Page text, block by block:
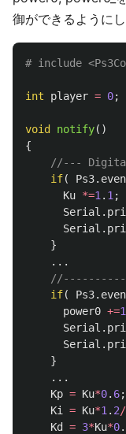
御ができるようにし
int player = 0;
void notify()
{
//---
if( Ps3.
Ku *=1 . 1 ;
Serial .
Serial .
}
...
if( Ps3.
power0 +=1
Serial .
Serial .
}
...
Kp = Ku*0. 6;
Ki
= Ku*1 . 2/
Kd
= 3*Ku*0.